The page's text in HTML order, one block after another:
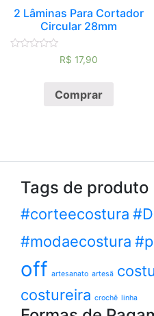
2 Lâminas Para Cortador
Circular 28mm
R$ 17,90
Comprar
Tags de produto
#corteecostura
#modaecostura
off artesanato artesã
costureira crochê linha